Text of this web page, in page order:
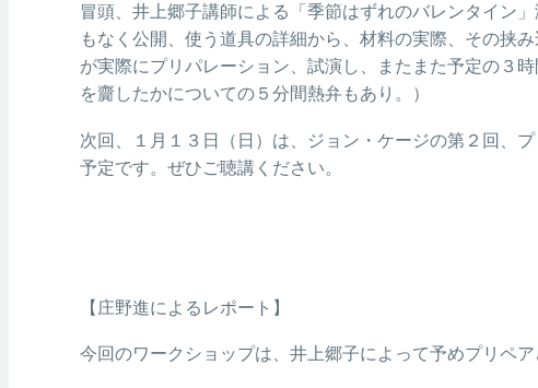
冒頭、井上郷子講師による「季節はずれのバレンタイン
もなく公開、使う道具の詳細から、材料の実際、その挟
が実際にプリパレーション、試演し、またまた予定の３
を齎したかについての５分間熱弁もあり。）
次回、１月１３日（日）は、ジョン・ケージの第２回、
予定です。ぜひご聴講ください。
【庄野進によるレポート】
今回のワークショップは、井上郷子によって予めプリペ